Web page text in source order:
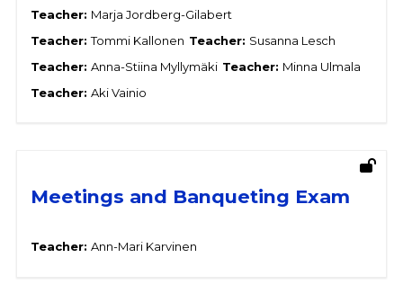
Teacher: Marja Jordberg-Gilabert
Teacher:Tommi Kallonen Teacher: Susanna Lesch
Teacher: Anna-Stiina Myllymäki Teacher: Minna Ulmala
Teacher: Aki Vainio
Meetings and Banqueting Exam
Teacher: Ann-Mari Karvinen